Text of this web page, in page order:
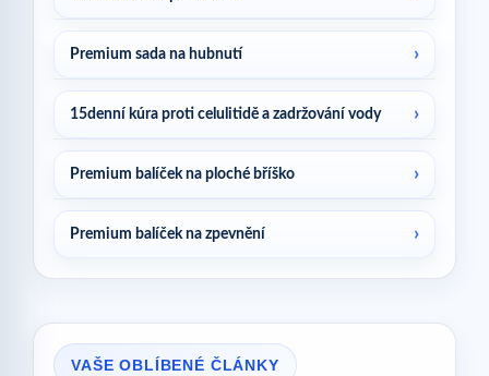
Premium sada na hubnutí
15denní kúra proti celulitidě a zadržování vody
Premium balíček na ploché bříško
Premium balíček na zpevnění
VAŠE OBLÍBENÉ ČLÁNKY